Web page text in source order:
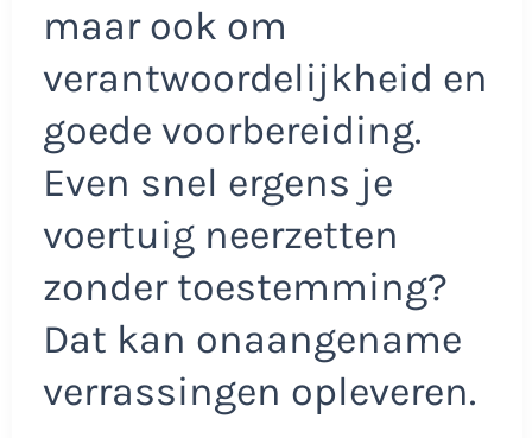
maar ook om
verantwoordelijkheid en
goede voorbereiding.
Even snel ergens je
voertuig neerzetten
zonder toestemming?
Dat kan onaangename
verrassingen opleveren.